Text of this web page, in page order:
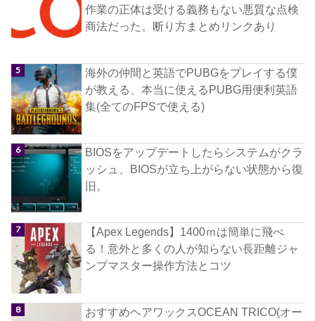
作業の正体は受ける義務もない悪質な点検
商法だった。断り方まとめリンクあり
海外の仲間と英語でPUBGをプレイする僕
が教える、本当に使えるPUBG用便利英語
集(全てのFPSで使える)
BIOSをアップデートしたらシステムがクラ
ッシュ、BIOSが立ち上がらない状態から復
旧。
【Apex Legends】1400ｍは簡単に飛べ
る！意外と多くの人が知らない長距離ジャ
ンプマスター操作方法とコツ
おすすめヘアワックスOCEAN TRICO(オー